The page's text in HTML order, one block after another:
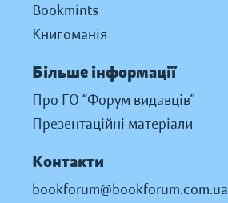
Bookmints
Книгоманія
Більше інформації
Про ГО “Форум видавців”
Презентаційні матеріали
Контакти
bookforum@bookforum.com.ua